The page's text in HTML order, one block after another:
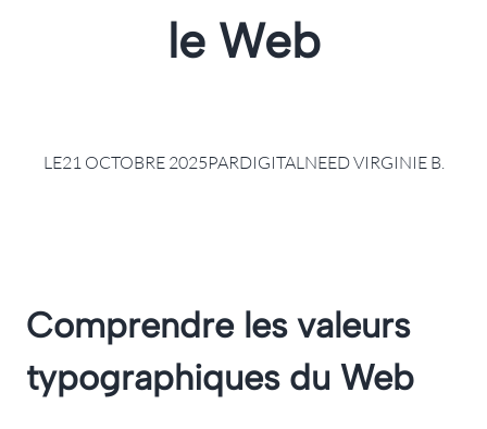
le Web
LE21 OCTOBRE 2025PARDIGITALNEED VIRGINIE B.
Comprendre les valeurs
typographiques du Web